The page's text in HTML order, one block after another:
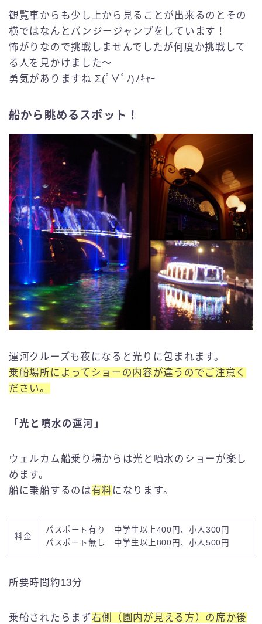
観覧車からも少し上から見ることが出来るのとその
横ではなんとバンジージャンプをしています！
怖がりなので挑戦しませんでしたが何度か挑戦して
る人を見かけました〜
勇気がありますね Σ(ﾟ∀ﾟﾉ)ﾉｷｬｰ
船から眺めるスポット！
運河クルーズも夜になると光りに包まれます。
乗船場所によってショーの内容が違うのでご注意く
ださい。
「光と噴水の運河」
ウェルカム船乗り場からは光と噴水のショーが楽し
めます。
船に乗船するのは有料 になります。
料金
パスポート有り 中学生以上400円、小人300円
パスポート無し 中学生以上800円、小人500円
所要時間約13分
乗船されたらまず右側（園内が見える方）の席か後